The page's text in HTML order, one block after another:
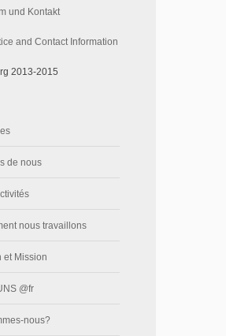
und Kontakt
and Contact Information
2013-2015
de nous
nous travaillons
et Mission
@fr
nous?